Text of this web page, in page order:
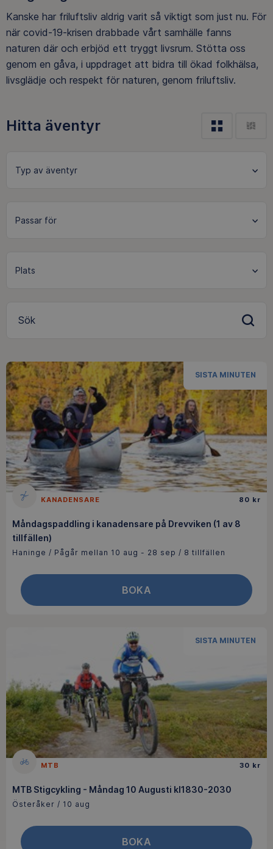
Kanske har friluftsliv aldrig varit så viktigt som just nu. För
när covid-19-krisen drabbade vårt samhälle fanns
naturen där och erbjöd ett tryggt livsrum. Stötta oss
genom en gåva, i uppdraget att bidra till ökad folkhälsa,
livsglädje och respekt för naturen, genom friluftsliv.
Hitta äventyr
Sök
SISTA MINUTEN
KANADENSARE 80 kr
Måndagspaddling i kanadensare på Drevviken (1 av 8
tillfällen)
Haninge / Pågår mellan 10 aug - 28 sep / 8 tillfällen
BOKA
SISTA MINUTEN
MTB 30 kr
MTB Stigcykling - Måndag 10 Augusti kl1830-2030
Österåker / 10 aug
BOKA